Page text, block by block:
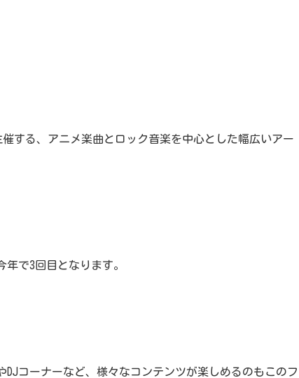
催する、アニメ楽曲とロック音楽を中心とした幅広いアー
で3回目となります。
コーナーなど、様々なコンテンツが楽しめるのもこのフ